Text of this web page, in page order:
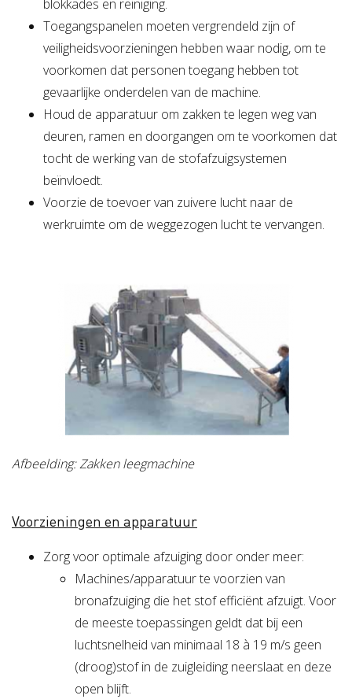
blokkades en reiniging.
Toegangspanelen moeten vergrendeld zijn of
veiligheidsvoorzieningen hebben waar nodig, om te
voorkomen dat personen toegang hebben tot
gevaarlijke onderdelen van de machine.
Houd de apparatuur om zakken te legen weg van
deuren, ramen en doorgangen om te voorkomen dat
tocht de werking van de stofafzuigsystemen
beïnvloedt.
Voorzie de toevoer van zuivere lucht naar de
werkruimte om de weggezogen lucht te vervangen.
Afbeelding: Zakken leegmachine
Voorzieningen en apparatuur
Zorg voor optimale afzuiging door onder meer:
Machines/apparatuur te voorzien van
bronafzuiging die het stof efficiënt afzuigt. Voor
de meeste toepassingen geldt dat bij een
luchtsnelheid van minimaal 18 à 19 m/s geen
(droog)stof in de zuigleiding neerslaat en deze
open blijft.